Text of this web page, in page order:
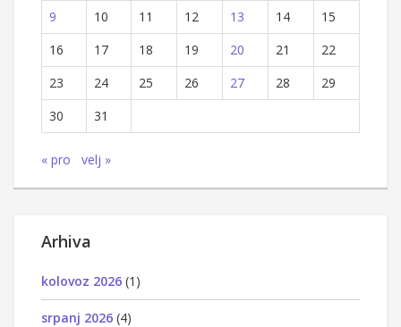
9
10 11 12 13 14
15
16
17 18 19 20 21
22
23
24 25 26 27 28
29
30
31
« pro velj »
Arhiva
kolovoz 2026 (1)
srpanj 2026 (4)